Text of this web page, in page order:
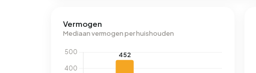
Vermogen
Mediaan vermogen per huishouden